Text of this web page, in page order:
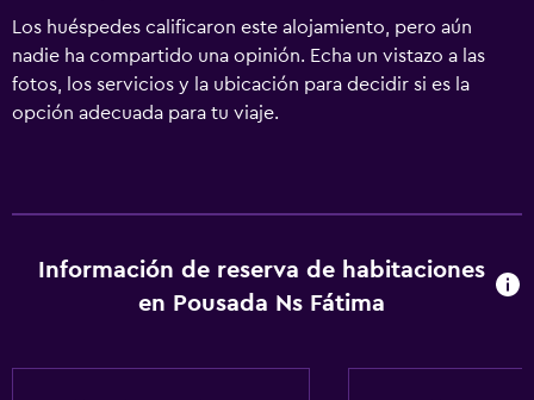
Los huéspedes calificaron este alojamiento, pero aún
nadie ha compartido una opinión. Echa un vistazo a las
fotos, los servicios y la ubicación para decidir si es la
opción adecuada para tu viaje.
Información de reserva de habitaciones
en Pousada Ns Fátima